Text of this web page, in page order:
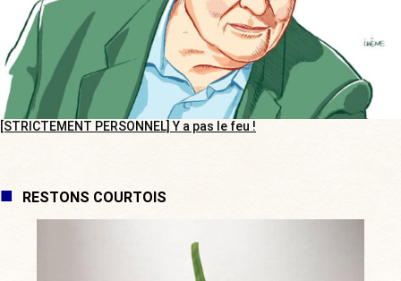
[STRICTEMENT PERSONNEL] Y a pas le feu !
RESTONS COURTOIS